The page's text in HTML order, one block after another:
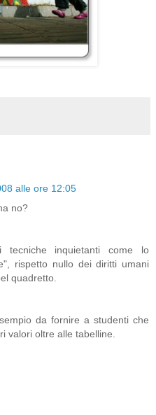
alle ore 12:05
no?
tecniche inquietanti come lo
rispetto nullo dei diritti umani
quadretto.
da fornire a studenti che
valori oltre alle tabelline.